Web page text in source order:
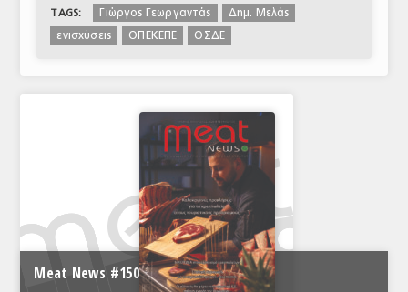
TAGS: Γιώργος Γεωργαντάς
Δημ. Μελάς
ενισχύσεις
ΟΠΕΚΕΠΕ ΟΣΔΕ
Meat News #150